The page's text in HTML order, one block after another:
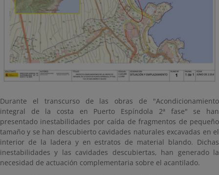
Durante el transcurso de las obras de "Acondicionamiento
integral de la costa en Puerto Espíndola 2ª fase" se han
presentado inestabilidades por caída de fragmentos de pequeño
tamaño y se han descubierto cavidades naturales excavadas en el
interior de la ladera y en estratos de material blando. Dichas
inestabilidades y las cavidades descubiertas, han generado la
necesidad de actuación complementaria sobre el acantilado.